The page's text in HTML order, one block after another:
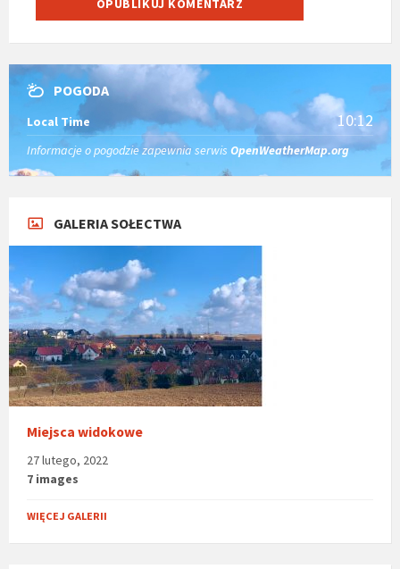
POGODA
Local Time 10:12
Informacje o pogodzie zapewnia serwis OpenWeatherMap.org
GALERIA SOŁECTWA
Miejsca widokowe
27 lutego, 2022
7 images
WIĘCEJ GALERII